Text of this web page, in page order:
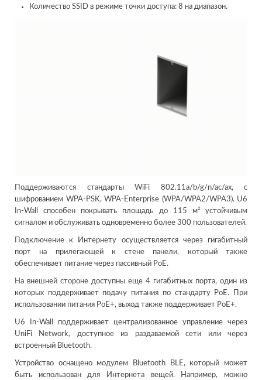
Количество SSID в режиме точки доступа: 8 на диапазон.
Поддерживаются стандарты WiFi 802.11a/b/g/n/ac/ax, с
шифрованием WPA-PSK, WPA-Enterprise (WPA/WPA2/WPA3). U6
In-Wall способен покрывать площадь до 115 м² устойчивым
сигналом и обслуживать одновременно более 300 пользователей.
Подключение к Интернету осуществляется через гигабитный
порт на прилегающей к стене панели, который также
обеспечивает питание через пассивный PoE.
На внешней стороне доступны еще 4 гигабитных порта, один из
которых поддерживает подачу питания по стандарту PoE. При
использовании питания PoE+, выход также поддерживает PoE+.
U6 In-Wall поддерживает централизованное управление через
UniFi Network, доступное из раздаваемой сети или через
встроенный Bluetooth.
Устройство оснащено модулем Bluetooth BLE, который может
быть использован для Интернета вещей. Например, можно